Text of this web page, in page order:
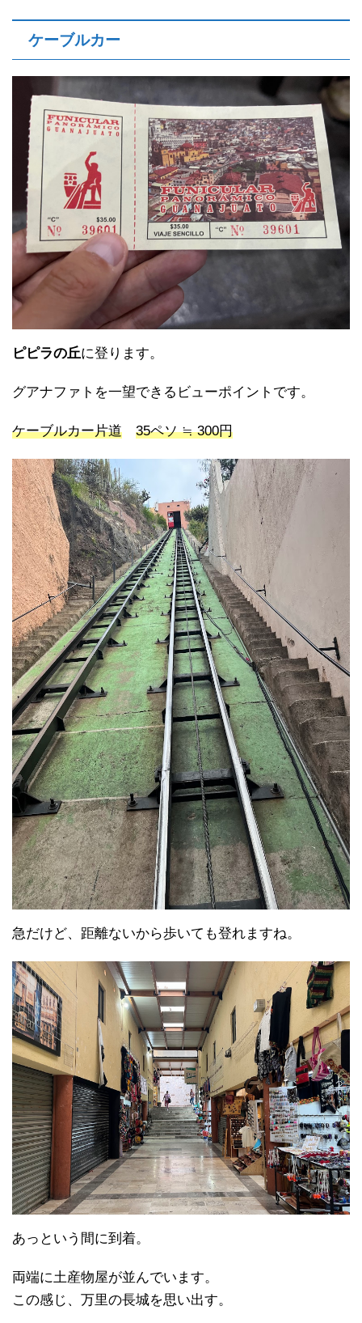
ケーブルカー
ピピラの丘に登ります。
グアナファトを一望できるビューポイントです。
ケーブルカー片道 35ペソ ≒ 300円
急だけど、距離ないから歩いても登れますね。
あっという間に到着。
両端に土産物屋が並んでいます。
この感じ、万里の長城を思い出す。